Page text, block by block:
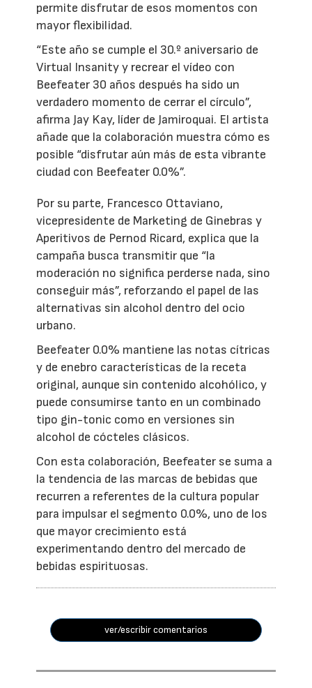
permite disfrutar de esos momentos con
mayor flexibilidad.
“Este año se cumple el 30.º aniversario de
Virtual Insanity y recrear el vídeo con
Beefeater 30 años después ha sido un
verdadero momento de cerrar el círculo”,
afirma Jay Kay, líder de Jamiroquai. El artista
añade que la colaboración muestra cómo es
posible “disfrutar aún más de esta vibrante
ciudad con Beefeater 0.0%”.
Por su parte, Francesco Ottaviano,
vicepresidente de Marketing de Ginebras y
Aperitivos de Pernod Ricard, explica que la
campaña busca transmitir que “la
moderación no significa perderse nada, sino
conseguir más”, reforzando el papel de las
alternativas sin alcohol dentro del ocio
urbano.
Beefeater 0.0% mantiene las notas cítricas
y de enebro características de la receta
original, aunque sin contenido alcohólico, y
puede consumirse tanto en un combinado
tipo gin-tonic como en versiones sin
alcohol de cócteles clásicos.
Con esta colaboración, Beefeater se suma a
la tendencia de las marcas de bebidas que
recurren a referentes de la cultura popular
para impulsar el segmento 0.0%, uno de los
que mayor crecimiento está
experimentando dentro del mercado de
bebidas espirituosas.
ver/escribir comentarios